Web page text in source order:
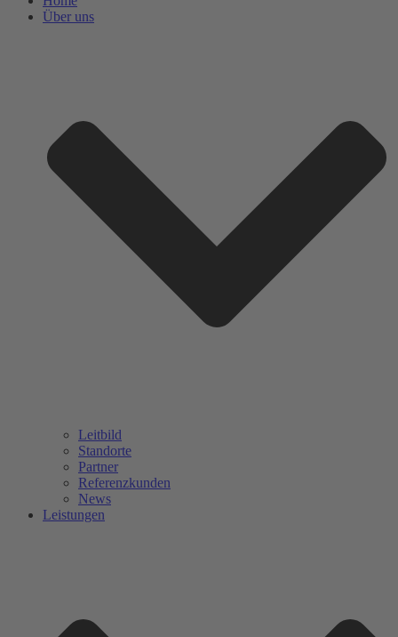
Über uns
Leitbild
Standorte
Partner
Referenzkunden
News
Leistungen